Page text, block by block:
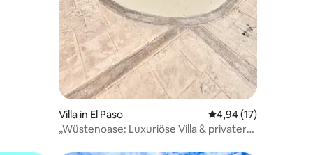
Villa in El Paso Durchschnittliche
4,94 (17)
„Wüstenoase: Luxuriöse Villa & privater